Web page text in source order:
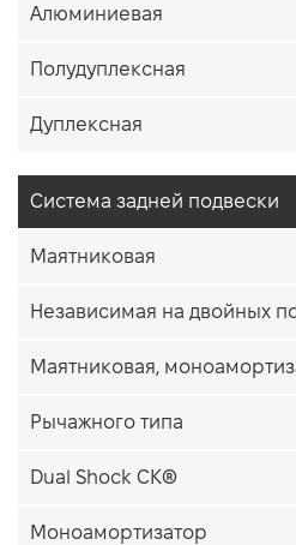
Алюминиевая
Полудуплексная
Дуплексная
Система задней подвески
Маятниковая
Независимая на двойных
Маятниковая,
Рычажного типа
Dual Shock CK®
Моноамортизатор